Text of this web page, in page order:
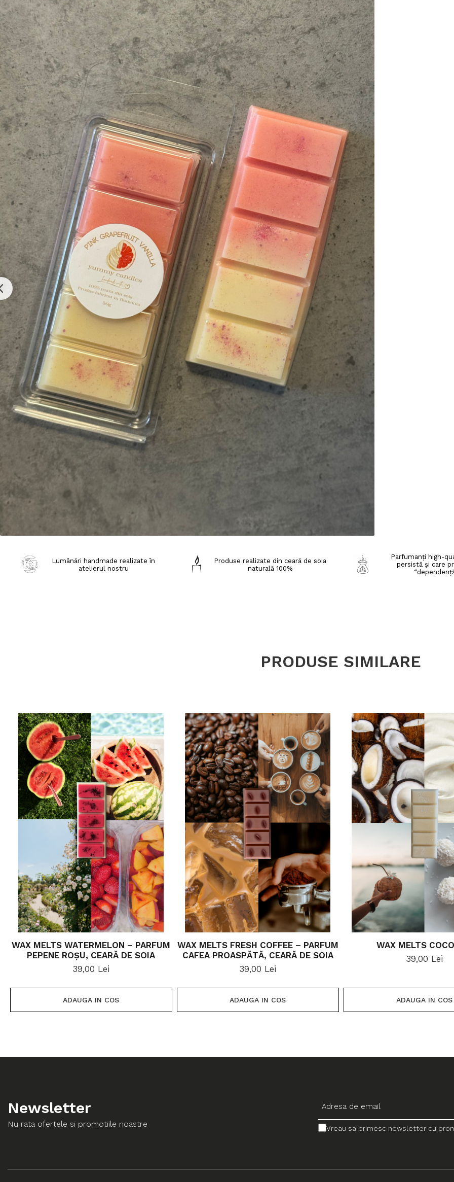
Lumânări handmade realizate în
atelierul nostru
Produse realizate din ceară de soia
naturală 100%
Parfumanți high-
persistă și care
PRODUSE SIMILARE
WAX MELTS WATERMELON – PARFUM
PEPENE ROȘU, CEARĂ DE SOIA
39,00 Lei
ADAUGA IN COS
WAX MELTS FRESH COFFEE – PARFUM
CAFEA PROASPĂTĂ, CEARĂ DE SOIA
39,00 Lei
ADAUGA IN COS
WAX MELTS
39,00 Lei
ADAUGA IN COS
Newsletter
Nu rata ofertele si promotiile noastre Vreau sa primesc newsletter cu